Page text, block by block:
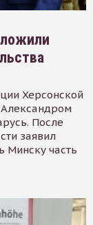
Херсонской
Александром
После
заявил
Минску часть